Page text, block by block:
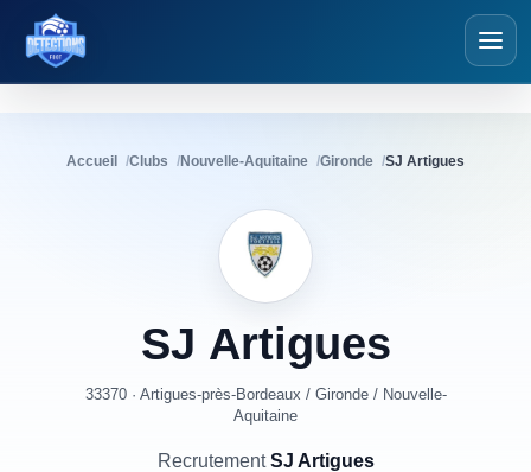
Détections Foot
Accueil Clubs Nouvelle-Aquitaine Gironde SJ Artigues
SJ Artigues
33370 · Artigues-près-Bordeaux / Gironde/ Nouvelle-
Aquitaine
RecrutementSJ Artigues